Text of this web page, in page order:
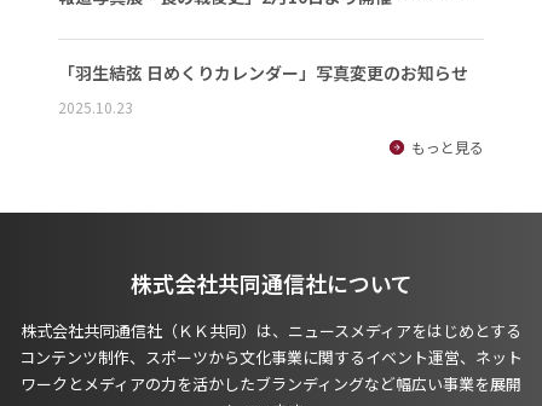
「羽生結弦 日めくりカレンダー」写真変更のお知らせ
2025.10.23
もっと見る
株式会社共同通信社について
株式会社共同通信社（ＫＫ共同）は、ニュースメディアをはじめとする
コンテンツ制作、スポーツから文化事業に関するイベント運営、ネット
ワークとメディアの力を活かしたブランディングなど幅広い事業を展開